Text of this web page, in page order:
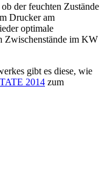
der feuchten Zustände
Drucker am
optimale
Zwischenstände im KW
gibt es diese, wie
2014 zum